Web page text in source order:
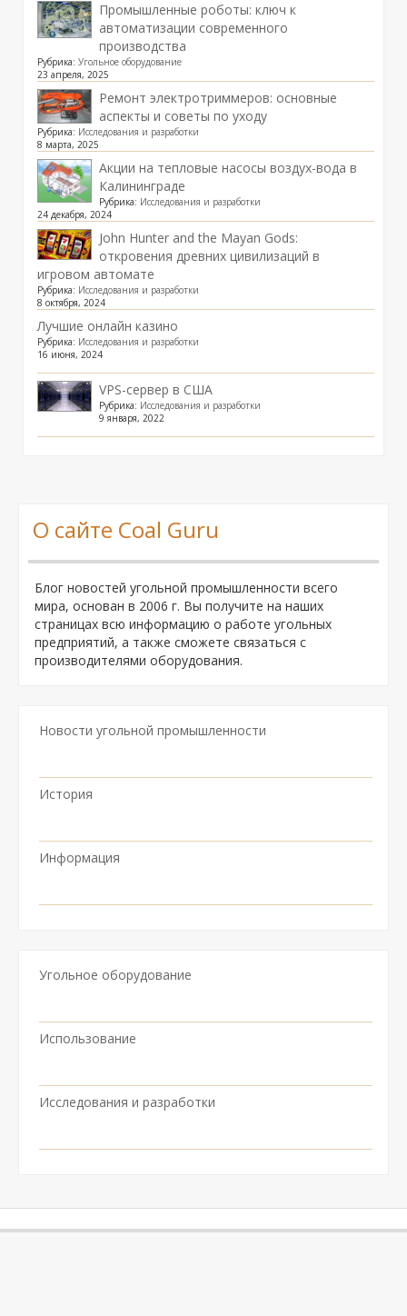
Промышленные роботы: ключ к
автоматизации современного
производства
Рубрика: Угольное оборудование
23 апреля, 2025
Ремонт электротриммеров: основные
аспекты и советы по уходу
Рубрика: Исследования и разработки
8 марта, 2025
Акции на тепловые насосы воздух-вода в
Калининграде
Рубрика: Исследования и разработки
24 декабря, 2024
John Hunter and the Mayan Gods:
откровения древних цивилизаций в
игровом автомате
Рубрика: Исследования и разработки
8 октября, 2024
Лучшие онлайн казино
Рубрика: Исследования и разработки
16 июня, 2024
VPS-сервер в США
Рубрика: Исследования и разработки
9 января, 2022
О сайте Coal Guru
Блог новостей угольной промышленности всего
мира, основан в 2006 г. Вы получите на наших
страницах всю информацию о работе угольных
предприятий, а также сможете связаться с
производителями оборудования.
Новости угольной промышленности
История
Информация
Угольное оборудование
Использование
Исследования и разработки